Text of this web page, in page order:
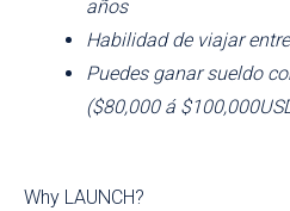
años
Habilidad de viajar
Puedes ganar sueldo
($80,000 á
Why LAUNCH?